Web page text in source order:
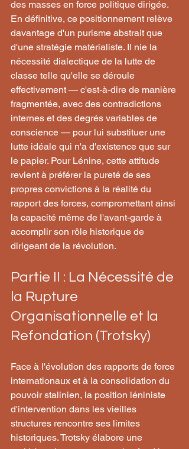
des masses en force politique dirigée.
En définitive, ce positionnement relève
davantage d'un purisme abstrait que
d'une stratégie matérialiste. Il nie la
nécessité dialectique de la lutte de
classe telle qu'elle se déroule
effectivement — c'est-à-dire de manière
fragmentée, avec des contradictions
internes et des degrés variables de
conscience — pour lui substituer une
lutte idéale qui n'a d'existence que sur
le papier. Pour Lénine, cette attitude
revient à préférer la pureté de ses
propres convictions à la réalité du
rapport des forces, compromettant ainsi
la capacité même de l'avant-garde à
accomplir son rôle historique de
dirigeant de la révolution.
Partie II : La Nécessité de
la Rupture
Organisationnelle et la
Refondation (Trotsky)
Face à l'évolution des rapports de force
internationaux et à la consolidation du
pouvoir stalinien, la position léniniste
d'intervention dans les vieilles
structures rencontre ses limites
historiques. Trotsky élabore une